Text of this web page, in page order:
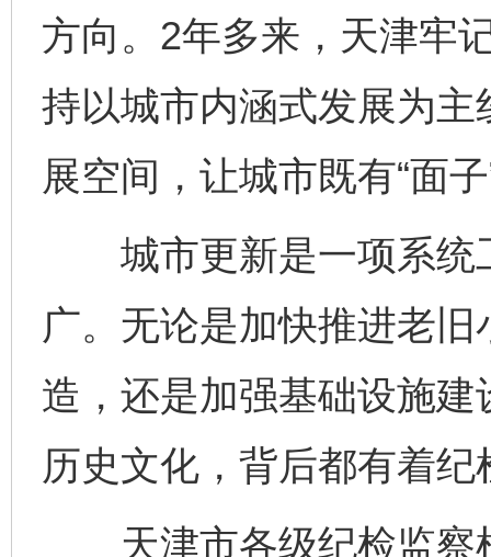
方向。2年多来，天津牢
持以城市内涵式发展为
展空间，让城市既有“面
城市更新是一项系统
广。无论是加快推进老
造，还是加强基础设施
历史文化，背后都有着
天津市各级纪检监察